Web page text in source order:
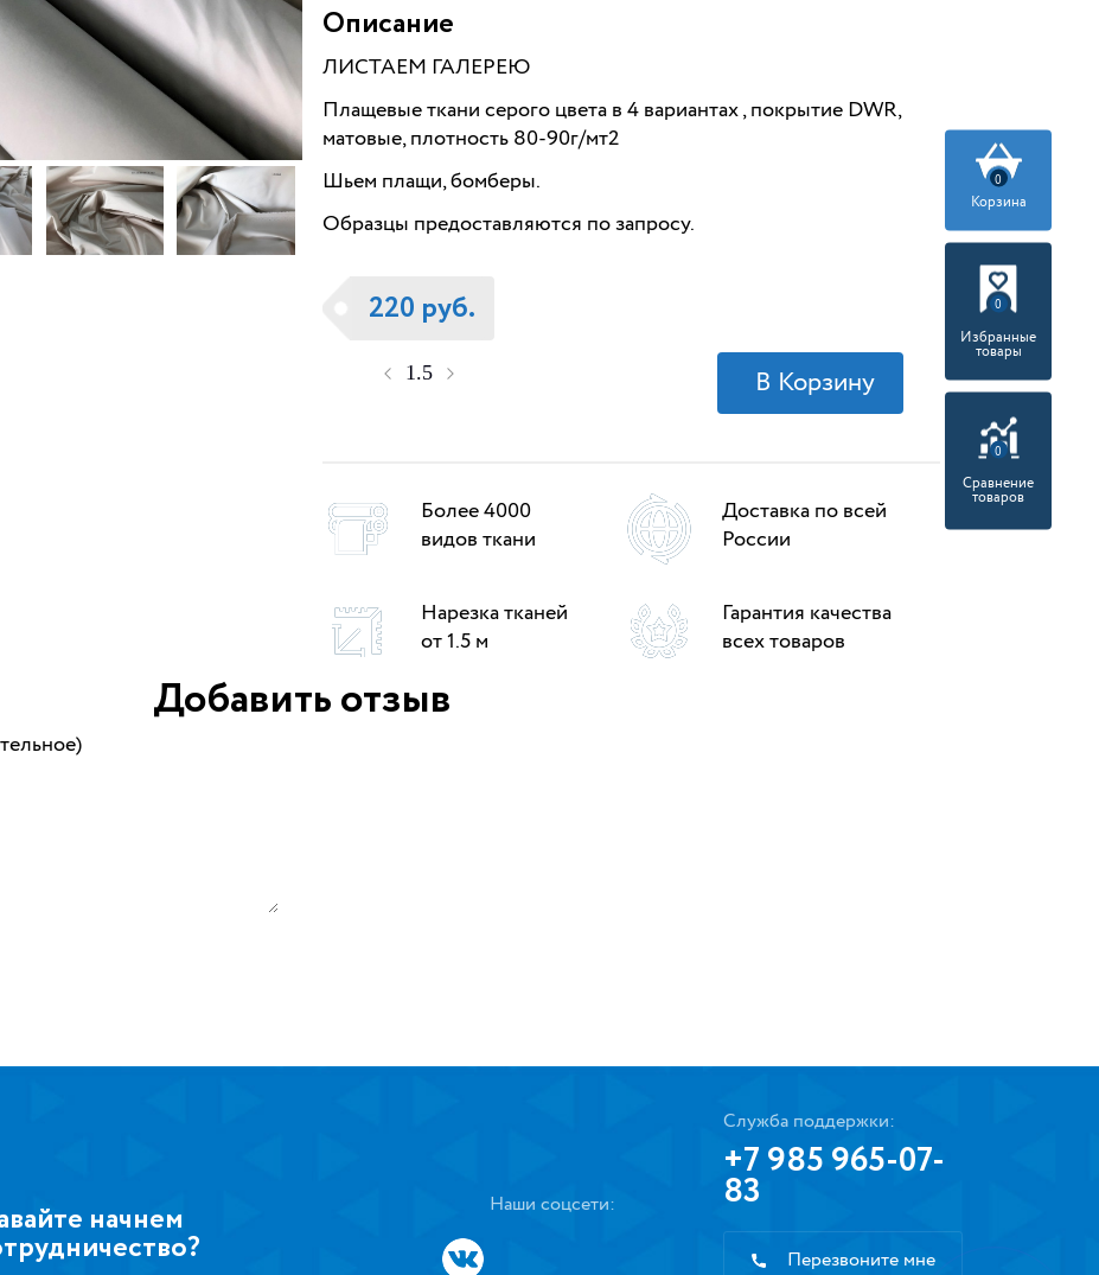
Описание
ЛИСТАЕМ ГАЛЕРЕЮ
Плащевые ткани серого цвета в 4 вариантах , покрытие DWR,
матовые, плотность 80-90г/мт2
Шьем плащи, бомберы.
Образцы предоставляются по запросу.
220 руб.
Более 4000
видов ткани
Доставка по всей
России
Нарезка тканей
от 1.5 м
Гарантия качества
всех товаров
Добавить отзыв
0
Корзина
0
Избранные
товары
0
Сравнение
товаров
начнем
Наши соцсети:
Служба поддержки:
+7 985 965-07-
83
Перезвоните мне